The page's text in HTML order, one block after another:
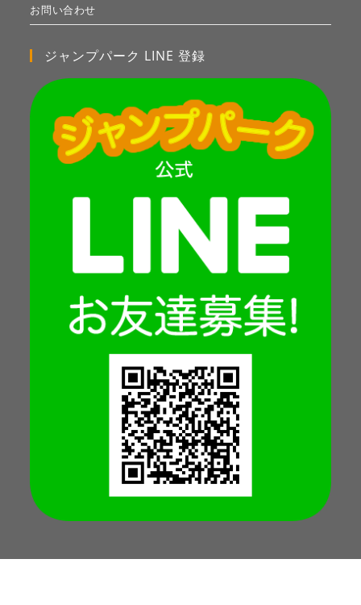
お問い合わせ
ジャンプパーク LINE 登録